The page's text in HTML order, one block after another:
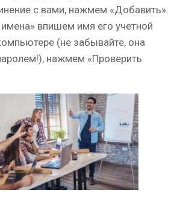
с вами, нажмем «Добавить».
впишем имя его учетной
(не забывайте, она
нажмем «Проверить